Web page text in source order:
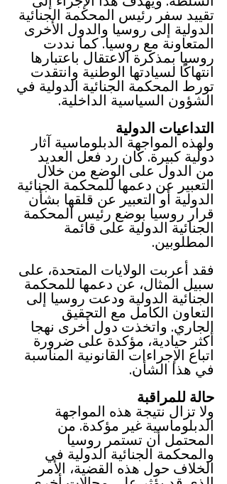
تقييد سفر رئيس المحكمة الجنائية
الدولية إلى روسيا والدول الأخرى
المتعاونة مع روسيا. كما نددت
روسيا بمذكرة الاعتقال باعتبارها
انتهاكًا لسيادتها الوطنية وانتقدت
تورط المحكمة الجنائية الدولية في
الشؤون السياسية الداخلية.
التداعيات الدولية
ولهذه المواجهة الدبلوماسية آثار
دولية كبيرة. كان رد فعل العديد
من الدول على الوضع من خلال
التعبير عن دعمها للمحكمة الجنائية
الدولية أو التعبير عن قلقها بشأن
قرار روسيا بوضع رئيس المحكمة
الجنائية الدولية على قائمة
المطلوبين.
فقد أعربت الولايات المتحدة، على
سبيل المثال، عن دعمها للمحكمة
الجنائية الدولية ودعت روسيا إلى
التعاون الكامل مع التحقيق
الجاري. واتخذت دول أخرى نهجا
أكثر حيادية، مؤكدة على ضرورة
اتباع الإجراءات القانونية المناسبة
في هذا الشأن.
حالة للمراقبة
ولا تزال نتيجة هذه المواجهة
الدبلوماسية غير مؤكدة. من
المحتمل أن تستمر روسيا
والمحكمة الجنائية الدولية في
الخلاف حول هذه القضية، الأمر